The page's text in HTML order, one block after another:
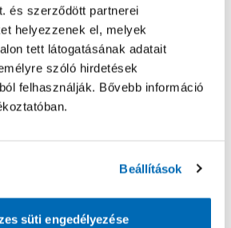
és szerződött partnerei
helyezzenek el, melyek
tett látogatásának adatait
szóló hirdetések
felhasználják. Bővebb információ
Beállítások
süti engedélyezése